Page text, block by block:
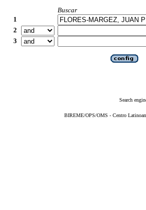
Buscar
1
2
3
Search
BIREME/OPS/OMS - Centro